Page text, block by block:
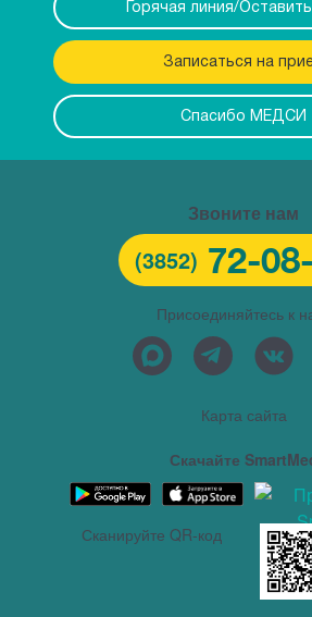
Горячая линия/
Записаться на
Спасибо МЕДСИ
Звоните нам
(3852) 72-
Присоединяйтесь к
Карта сайта
Скачайте
Сканируйте QR-код